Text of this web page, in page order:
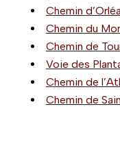
Chemin
Chemin du
Chemin de
Voie des
Chemin de
Chemin de